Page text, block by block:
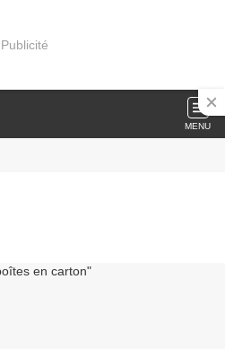
Publicité
MENU